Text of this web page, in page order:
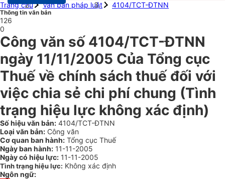
Trang chủ
Văn bản pháp luật 4104/TCT-ĐTNN
Thông tin văn bản
126
0
Công văn số 4104/TCT-ĐTNN
ngày 11/11/2005 Của Tổng cục
Thuế về chính sách thuế đối với
việc chia sẻ chi phí chung (Tình
trạng hiệu lực không xác định)
Số hiệu văn bản: 4104/TCT-ĐTNN
Loại văn bản: Công văn
Cơ quan ban hành: Tổng cục Thuế
Ngày ban hành: 11-11-2005
Ngày có hiệu lực: 11-11-2005
Tình trạng hiệu lực: Không xác định
Ngôn ngữ: